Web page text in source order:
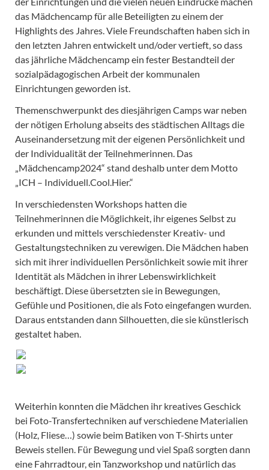
das Mädchencamp für alle Beteiligten zu einem der
Highlights des Jahres. Viele Freundschaften haben sich in
den letzten Jahren entwickelt und/oder vertieft, so dass
das jährliche Mädchencamp ein fester Bestandteil der
sozialpädagogischen Arbeit der kommunalen
Einrichtungen geworden ist.
Themenschwerpunkt des diesjährigen Camps war neben
der nötigen Erholung abseits des städtischen Alltags die
Auseinandersetzung mit der eigenen Persönlichkeit und
der Individualität der Teilnehmerinnen. Das
„Mädchencamp2024“ stand deshalb unter dem Motto
„ICH – Individuell.Cool.Hier.“
In verschiedensten Workshops hatten die
Teilnehmerinnen die Möglichkeit, ihr eigenes Selbst zu
erkunden und mittels verschiedenster Kreativ- und
Gestaltungstechniken zu verewigen. Die Mädchen haben
sich mit ihrer individuellen Persönlichkeit sowie mit ihrer
Identität als Mädchen in ihrer Lebenswirklichkeit
beschäftigt. Diese übersetzten sie in Bewegungen,
Gefühle und Positionen, die als Foto eingefangen wurden.
Daraus entstanden dann Silhouetten, die sie künstlerisch
gestaltet haben.
Weiterhin konnten die Mädchen ihr kreatives Geschick
bei Foto-Transfertechniken auf verschiedene Materialien
(Holz, Fliese…) sowie beim Batiken von T-Shirts unter
Beweis stellen. Für Bewegung und viel Spaß sorgten dann
eine Fahrradtour, ein Tanzworkshop und natürlich das